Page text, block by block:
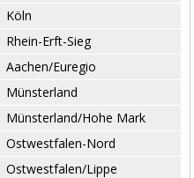
Köln
Rhein-Erft-Sieg
Aachen/Euregio
Münsterland
Münsterland/Hohe Mark
Ostwestfalen-Nord
Ostwestfalen/Lippe